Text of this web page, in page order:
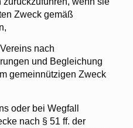
Zweck gemäß
nach
und Begleichung
gemeinnützigen Zweck
oder bei Wegfall
nach § 51 ff. der